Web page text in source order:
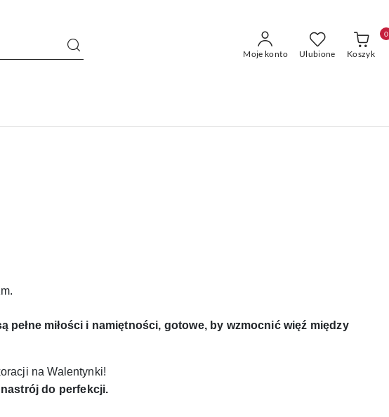
Moje konto Ulubione Koszyk
0
pełne miłości i namiętności, gotowe, by wzmocnić więź między
na Walentynki!
do perfekcji.